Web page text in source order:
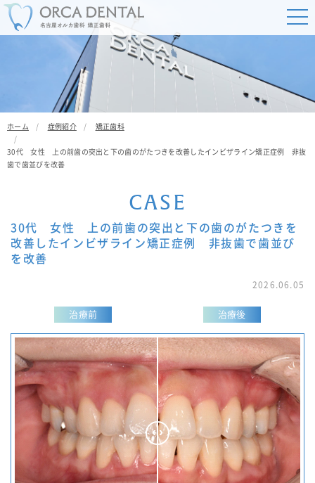
ホーム 症例紹介 矯正歯科
30代 女性 上の前歯の突出と下の歯のがたつきを改善したインビザライン矯正症例 非抜
歯で歯並びを改善
CASE
30代 女性 上の前歯の突出と下の歯のがたつきを
改善したインビザライン矯正症例 非抜歯で歯並び
を改善
2026.06.05
治療前 治療後